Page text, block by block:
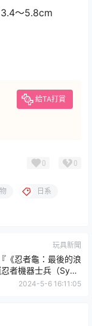
〜5.8cm
給TA打賞
0 0
日系
玩具新聞
《忍者龜：最後的浪
者機器士兵（Synja
）』7 吋可動人偶雙
2024-5-6 16:11:05